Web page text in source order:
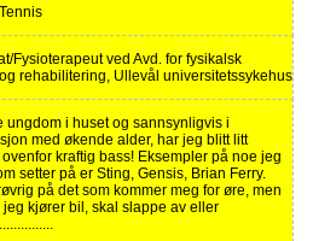
Fysioterapeut ved Avd. for fysikalsk
rehabilitering, Ullevål universitetssykehus
ungdom i huset og sannsynligvis i
med økende alder, har jeg blitt litt
kraftig bass! Eksempler på noe jeg
setter på er Sting, Gensis, Brian Ferry.
på det som kommer meg for øre, men
jeg kjører bil, skal slappe av eller